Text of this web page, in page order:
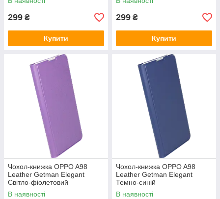
299 ₴
Купити
299 ₴
Купити
Чохол-книжка OPPO A98
Leather Getman Elegant
Світло-фіолетовий
В наявності
Чохол-книжка OPPO A98
Leather Getman Elegant
Темно-синій
В наявності